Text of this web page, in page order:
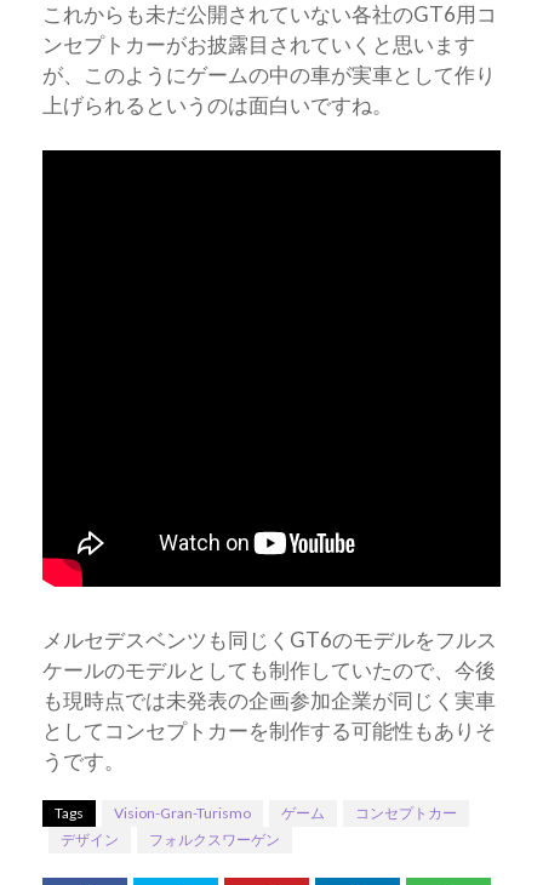
これからも未だ公開されていない各社のGT6用コ
ンセプトカーがお披露目されていくと思います
が、このようにゲームの中の車が実車として作り
上げられるというのは面白いですね。
メルセデスベンツも同じくGT6のモデルをフルス
ケールのモデルとしても制作していたので、今後
も現時点では未発表の企画参加企業が同じく実車
としてコンセプトカーを制作する可能性もありそ
うです。
Tags Vision-Gran-Turismo ゲーム
コンセプトカー
デザイン
フォルクスワーゲン